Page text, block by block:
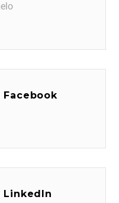
LinkedIn